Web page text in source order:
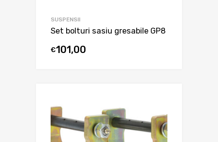
SUSPENSII
Set bolturi sasiu gresabile GP8
€101,00